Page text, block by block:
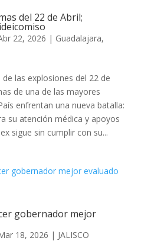
del 22 de Abril;
22, 2026 | Guadalajara,
las explosiones del 22 de
de una de las mayores
enfrentan una nueva batalla:
su atención médica y apoyos
sigue sin cumplir con su...
gobernador mejor
18, 2026 | JALISCO